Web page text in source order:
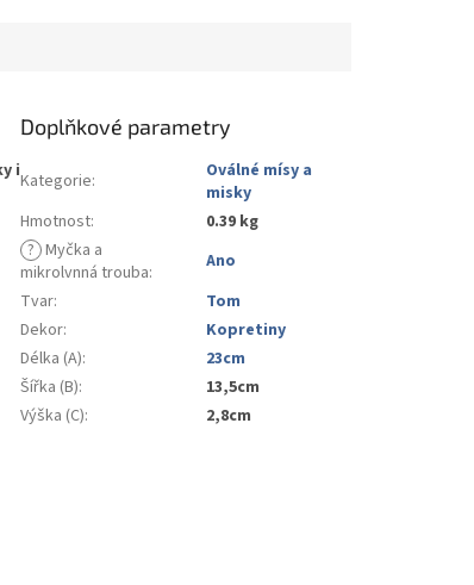
i
Doplňkové parametry
Kategorie:
Oválné mísy a
misky
Hmotnost:
0.39 kg
? Myčka a
mikrolvnná trouba:
Ano
Tvar:
Tom
Dekor:
Kopretiny
Délka (A):
23cm
Šířka (B):
13,5cm
Výška (C): 2,8cm